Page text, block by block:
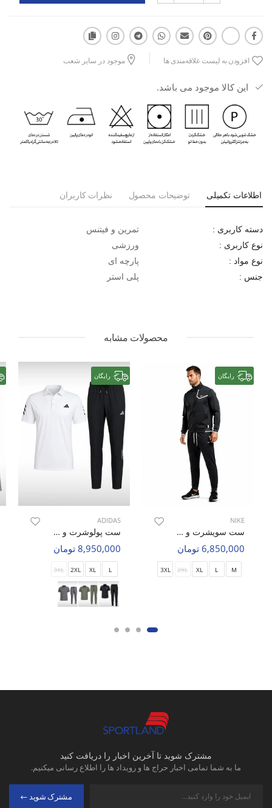
دوخت مقاوم با دوام بالا
افزودن به لیست علاقه‌مندی ها موجود در سایر شعب
این کالا موجود می باشد.
اطلاعات تکمیلی توضیحات محصول نظرات کاربران
دسته کاربری : تمرین و فیتنس
نوع کاربری : ورزشی
نوع مواد : پارچه ای
جنس : پلی استر
محصولات مشابه
رایگان
NIKE
ست سویشرت و شلوار ورزشی مردانه نایک Nike Flow Active M
6,850,000 تومان
M
L
XL
2XL
3XL
رایگان
ADIDAS
ست پولوشرت و شلوار ورزشی مردانه آدیداس Adidas Hyper Pulse M
8,950,000 تومان
L
XL
2XL
3XL
مشترک شوید تا آخرین اخبار را دریافت کنید
ما به شما تمامی اخبار حراج ها و رویداد ها را اطلاع رسانی میکنیم.
مشترک شوید